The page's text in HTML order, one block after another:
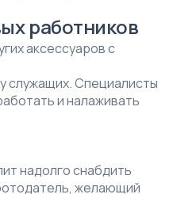
работников
аксессуаров с
служащих. Специалисты
и налаживать
надолго снабдить
желающий